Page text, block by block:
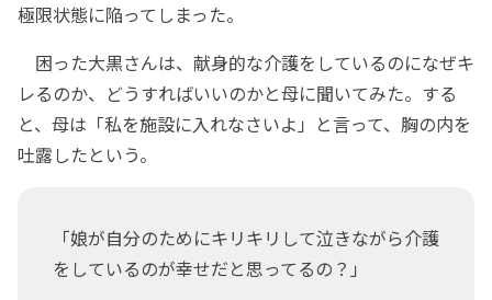
極限状態に陥ってしまった。
困った大黒さんは、献身的な介護をしているのになぜキ
レるのか、どうすればいいのかと母に聞いてみた。する
と、母は「私を施設に入れなさいよ」と言って、胸の内を
吐露したという。
「娘が自分のためにキリキリして泣きながら介護
をしているのが幸せだと思ってるの？」